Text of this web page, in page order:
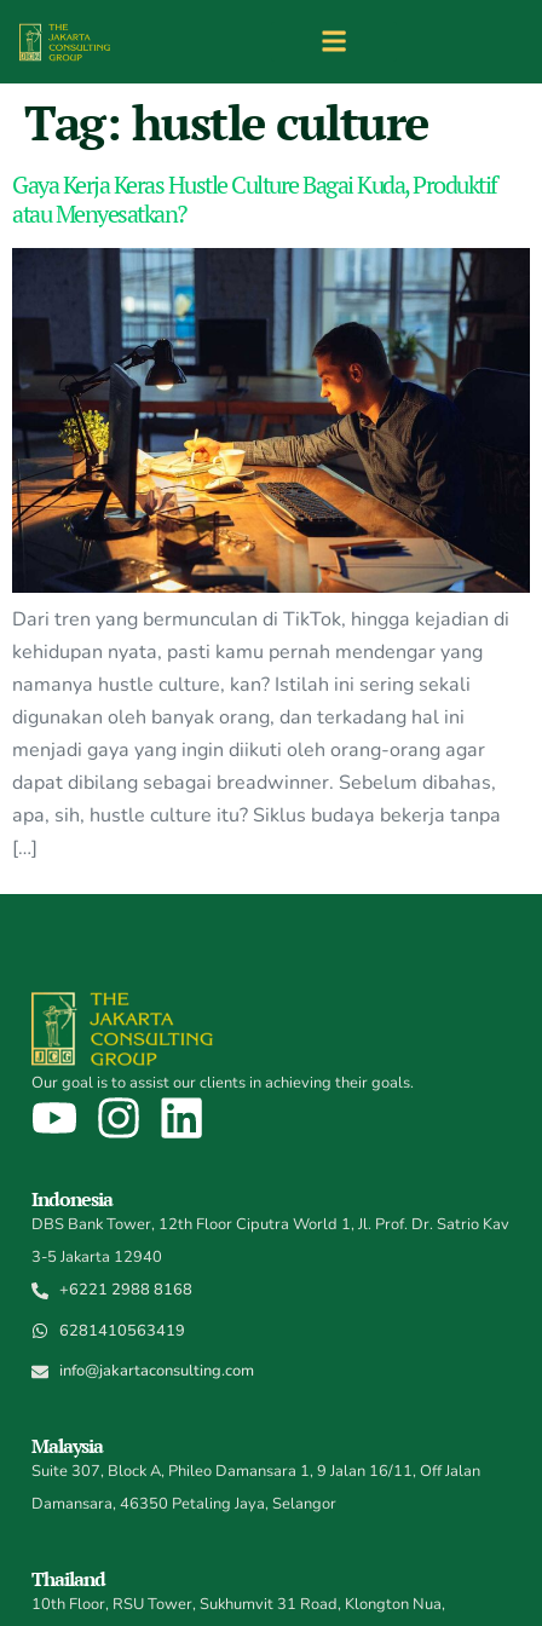
Tag: hustle culture
Gaya Kerja Keras Hustle Culture Bagai Kuda, Produktif
atau Menyesatkan?
Dari tren yang bermunculan di TikTok, hingga kejadian di
kehidupan nyata, pasti kamu pernah mendengar yang
namanya hustle culture, kan? Istilah ini sering sekali
digunakan oleh banyak orang, dan terkadang hal ini
menjadi gaya yang ingin diikuti oleh orang-orang agar
dapat dibilang sebagai breadwinner. Sebelum dibahas,
apa, sih, hustle culture itu? Siklus budaya bekerja tanpa
[…]
Our goal is to assist our clients in achieving their goals.
Indonesia
DBS Bank Tower, 12th Floor Ciputra World 1, Jl. Prof. Dr. Satrio Kav
3-5 Jakarta 12940
+6221 2988 8168
6281410563419
info@jakartaconsulting.com
Malaysia
Suite 307, Block A, Phileo Damansara 1, 9 Jalan 16/11, Off Jalan
Damansara, 46350 Petaling Jaya, Selangor
Thailand
10th Floor, RSU Tower, Sukhumvit 31 Road, Klongton Nua,